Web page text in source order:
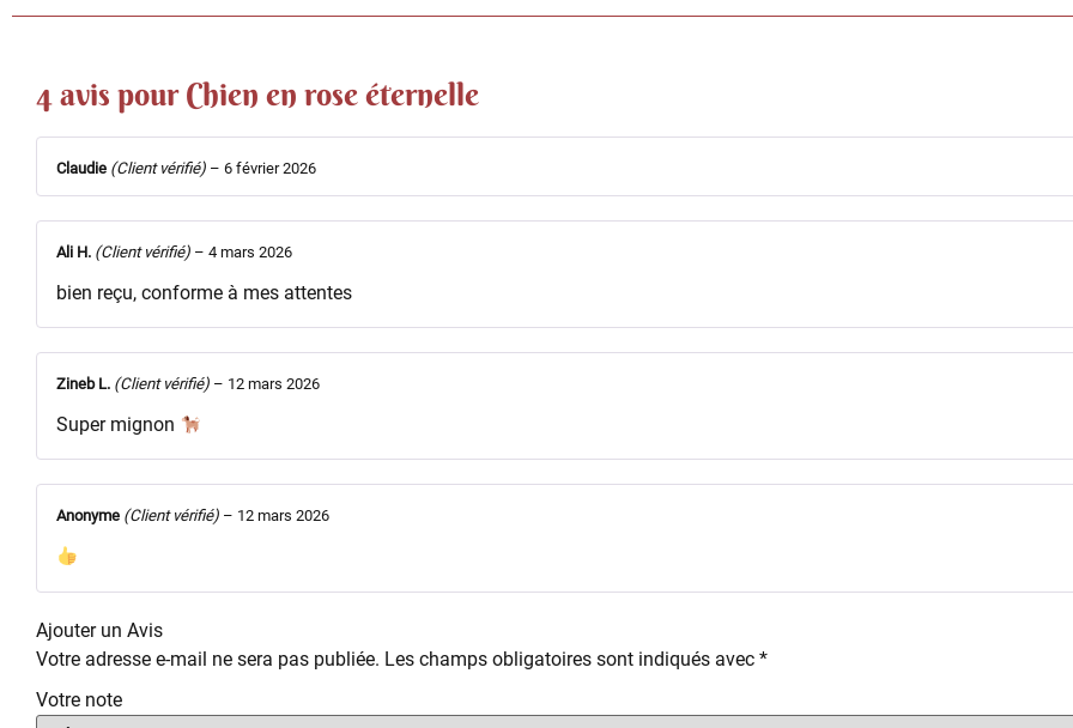
4 avis pourChien en rose éternelle
Claudie (Client vérifié) – 6 février 2026
Ali H. (Client vérifié) – 4 mars 2026
bien reçu, conforme à mes attentes
Zineb L. (Client vérifié) – 12 mars 2026
Super mignon
Anonyme (Client vérifié) – 12 mars 2026
Ajouter un Avis
Votre adresse e-mail ne sera pas publiée. Les champs obligatoires sont indiqués avec *
Votre note